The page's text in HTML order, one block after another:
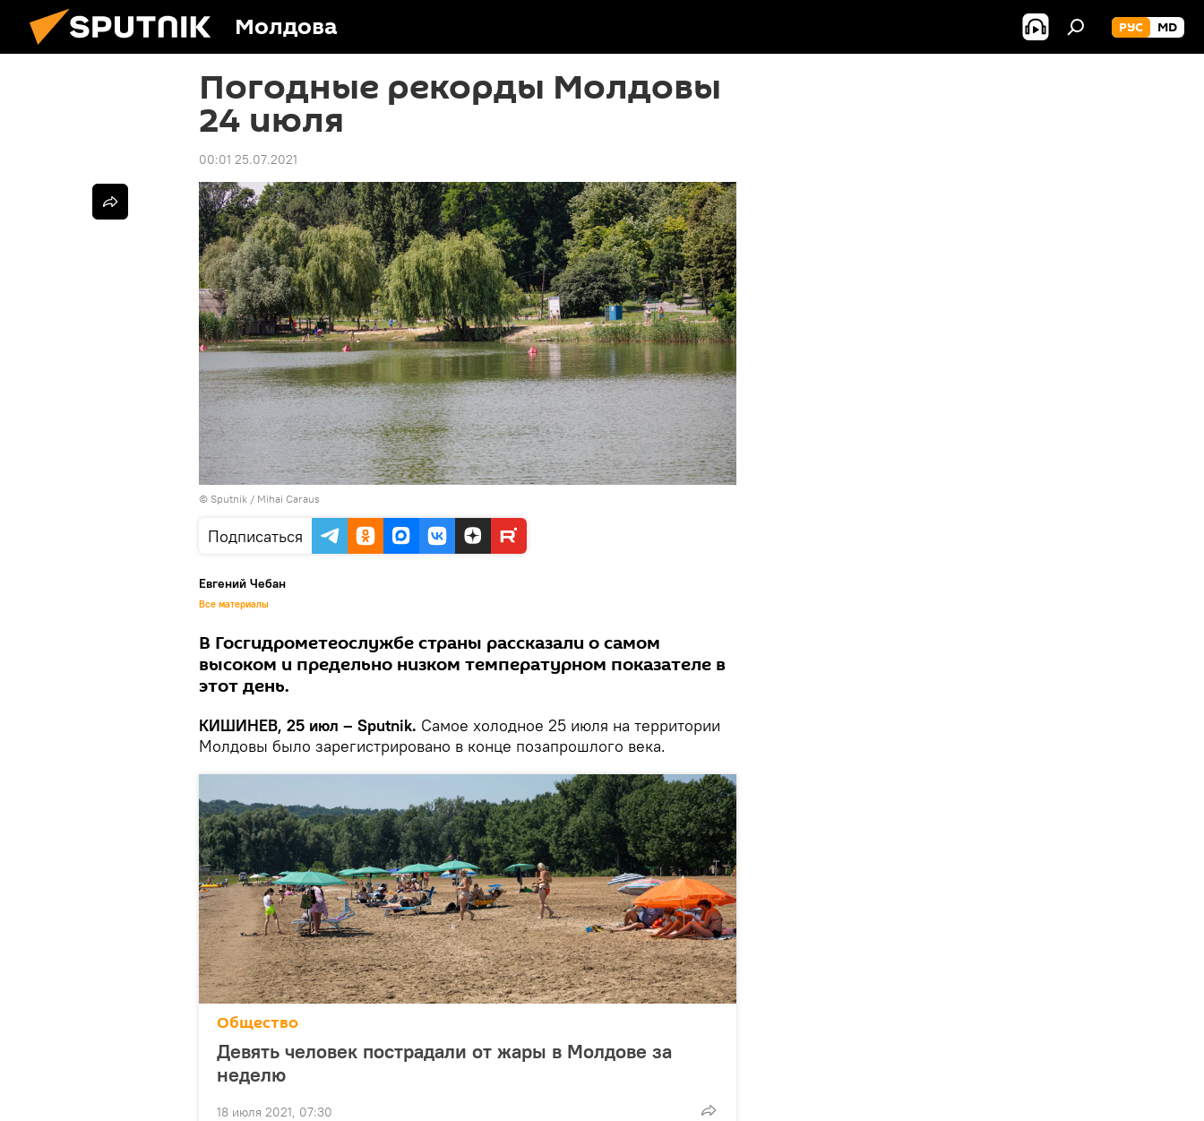
Молдова РУС MD
Погодные рекорды Молдовы
24 июля
00:01 25.07.2021
© Sputnik / Mihai Caraus
Подписаться
Евгений Чебан
Все материалы
В Госгидрометеослужбе страны рассказали о самом
высоком и предельно низком температурном показателе в
этот день.
КИШИНЕВ, 25 июл – Sputnik. Самое холодное 25 июля на территории
Молдовы было зарегистрировано в конце позапрошлого века.
Общество
Девять человек пострадали от жары в Молдове за
неделю
18 июля 2021, 07:30